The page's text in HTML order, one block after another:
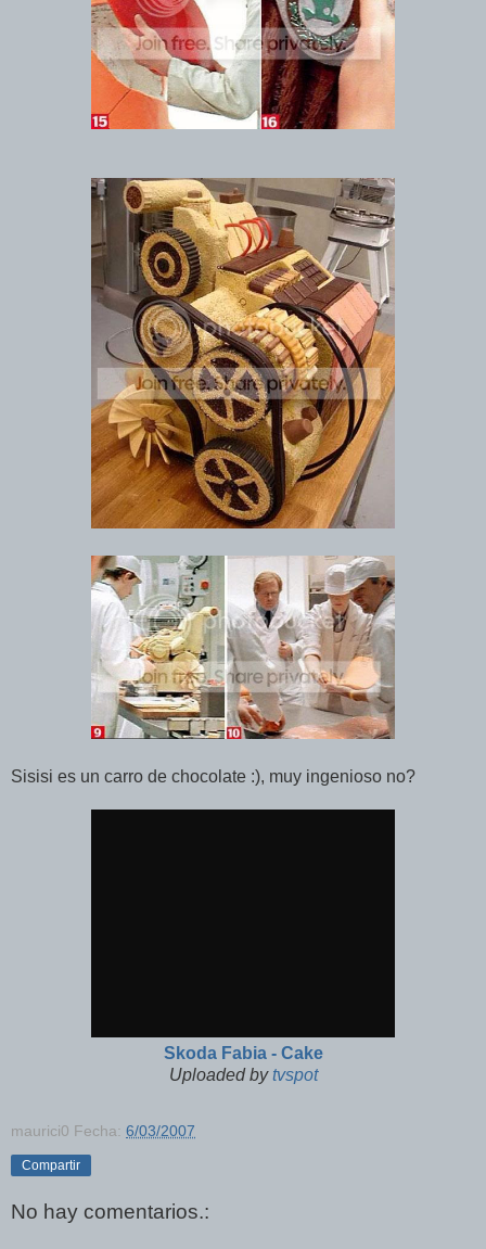
Sisisi es un carro de chocolate :), muy ingenioso no?
Skoda Fabia - Cake
Uploaded bytvspot
maurici0 Fecha: 6/03/2007
Compartir
No hay comentarios.: